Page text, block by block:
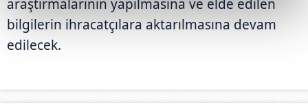
araştırmalarının yapılmasına ve elde edilen
bilgilerin ihracatçılara aktarılmasına devam
edilecek.